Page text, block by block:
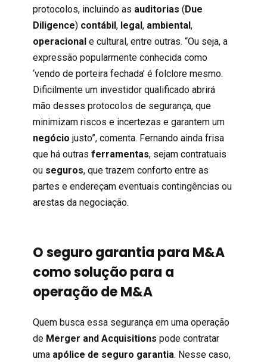
protocolos, incluindo as auditorias ( Due
Diligence) contábil , legal , ambiental ,
operacional e cultural, entre outras. “Ou seja, a
expressão popularmente conhecida como
‘vendo de porteira fechada’ é folclore mesmo.
Dificilmente um investidor qualificado abrirá
mão desses protocolos de segurança, que
minimizam riscos e incertezas e garantem um
negócio justo”, comenta. Fernando ainda frisa
que há outras ferramentas, sejam contratuais
ou seguros, que trazem conforto entre as
partes e endereçam eventuais contingências ou
arestas da negociação.
O seguro garantia para M&A
como solução para a
operação de M&A
Quem busca essa segurança em uma operação
de Merger and Acquisitions pode contratar
uma apólice de seguro garantia. Nesse caso,